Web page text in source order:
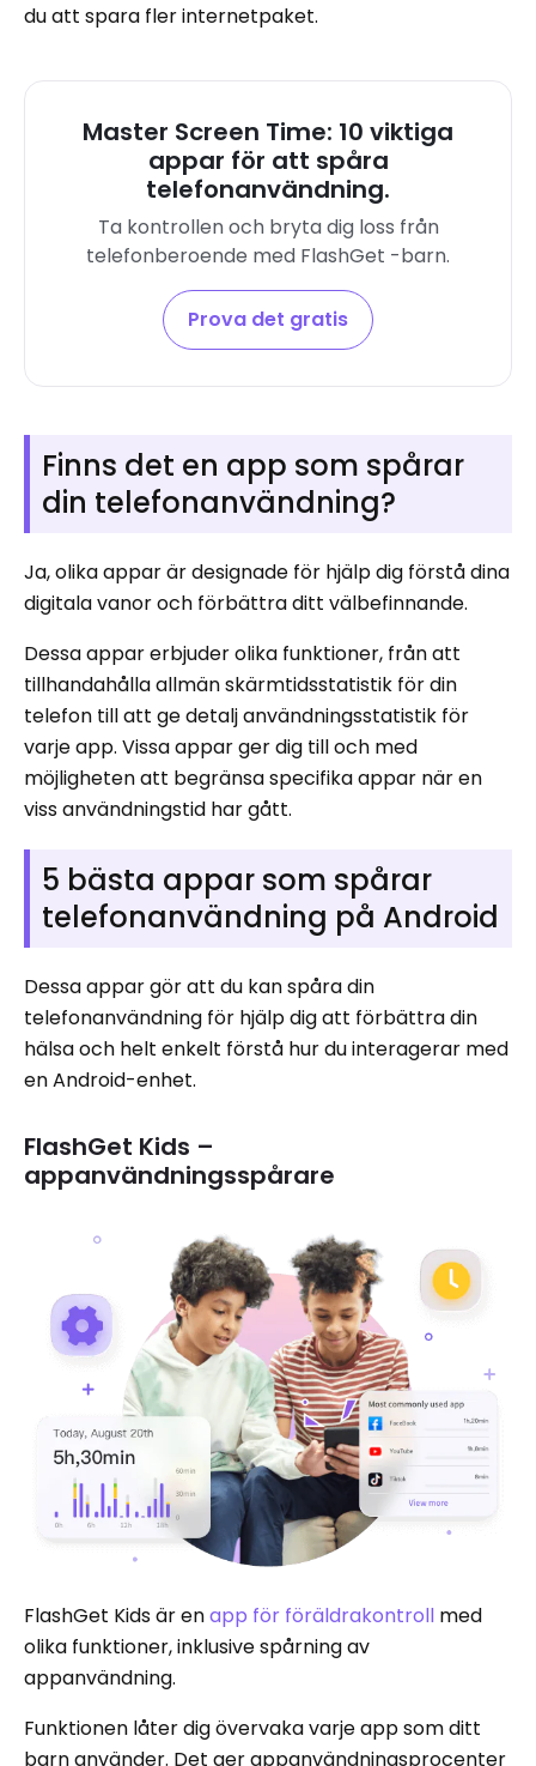
du att spara fler internetpaket.
Master Screen Time: 10 viktiga
appar för att spåra
telefonanvändning.
Ta kontrollen och bryta dig loss från
telefonberoende med FlashGet -barn.
Prova det gratis
Finns det en app som spårar
din telefonanvändning?
Ja, olika appar är designade för hjälp dig förstå dina
digitala vanor och förbättra ditt välbefinnande.
Dessa appar erbjuder olika funktioner, från att
tillhandahålla allmän skärmtidsstatistik för din
telefon till att ge detalj användningsstatistik för
varje app. Vissa appar ger dig till och med
möjligheten att begränsa specifika appar när en
viss användningstid har gått.
5 bästa appar som spårar
telefonanvändning på Android
Dessa appar gör att du kan spåra din
telefonanvändning för hjälp dig att förbättra din
hälsa och helt enkelt förstå hur du interagerar med
en Android-enhet.
FlashGet Kids –
appanvändningsspårare
FlashGet Kids är enapp för föräldrakontroll med
olika funktioner, inklusive spårning av
appanvändning.
Funktionen låter dig övervaka varje app som ditt
barn använder. Det ger appanvändningsprocenter